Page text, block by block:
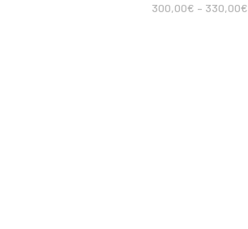
300,00€ – 330,00€